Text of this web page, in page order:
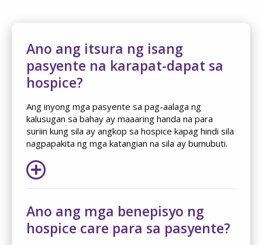
Ano ang itsura ng isang
pasyente na karapat-dapat sa
hospice?
Ang inyong mga pasyente sa pag-aalaga ng
kalusugan sa bahay ay maaaring handa na para
suriin kung sila ay angkop sa hospice kapag hindi sila
nagpapakita ng mga katangian na sila ay bumubuti.
Ano ang mga benepisyo ng
hospice care para sa pasyente?